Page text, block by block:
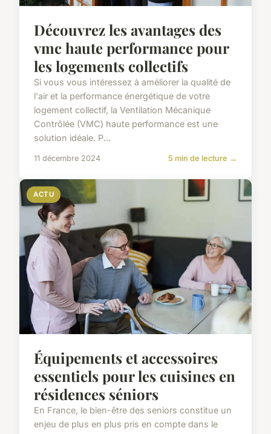
Découvrez les avantages des
vmc haute performance pour
les logements collectifs
Si vous vous intéressez à améliorer la qualité de
l'air et la performance énergétique de votre
logement collectif, la Ventilation Mécanique
Contrôlée (VMC) haute performance est une
solution idéale. P...
11 décembre 2024 5 min de lecture →
ACTU
Équipements et accessoires
essentiels pour les cuisines en
résidences séniors
En France, le bien-être des seniors constitue un
enjeu de plus en plus pris en compte dans le